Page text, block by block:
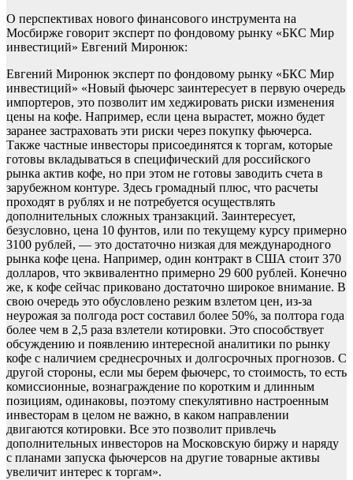
О перспективах нового финансового инструмента на
Мосбирже говорит эксперт по фондовому рынку «БКС Мир
инвестиций» Евгений Миронюк:
Евгений Миронюк эксперт по фондовому рынку «БКС Мир
инвестиций» «Новый фьючерс заинтересует в первую очередь
импортеров, это позволит им хеджировать риски изменения
цены на кофе. Например, если цена вырастет, можно будет
заранее застраховать эти риски через покупку фьючерса.
Также частные инвесторы присоединятся к торгам, которые
готовы вкладываться в специфический для российского
рынка актив кофе, но при этом не готовы заводить счета в
зарубежном контуре. Здесь громадный плюс, что расчеты
проходят в рублях и не потребуется осуществлять
дополнительных сложных транзакций. Заинтересует,
безусловно, цена 10 фунтов, или по текущему курсу примерно
3100 рублей, — это достаточно низкая для международного
рынка кофе цена. Например, один контракт в США стоит 370
долларов, что эквивалентно примерно 29 600 рублей. Конечно
же, к кофе сейчас приковано достаточно широкое внимание. В
свою очередь это обусловлено резким взлетом цен, из-за
неурожая за полгода рост составил более 50%, за полтора года
более чем в 2,5 раза взлетели котировки. Это способствует
обсуждению и появлению интересной аналитики по рынку
кофе с наличием среднесрочных и долгосрочных прогнозов. С
другой стороны, если мы берем фьючерс, то стоимость, то есть
комиссионные, вознаграждение по коротким и длинным
позициям, одинаковы, поэтому спекулятивно настроенным
инвесторам в целом не важно, в каком направлении
двигаются котировки. Все это позволит привлечь
дополнительных инвесторов на Московскую биржу и наряду
с планами запуска фьючерсов на другие товарные активы
увеличит интерес к торгам».